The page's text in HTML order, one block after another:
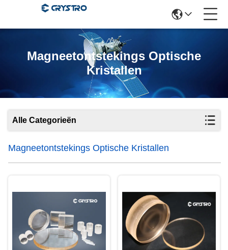
Magneetontstekings Optische
Kristallen
Alle Categorieën
Magneetontstekings Optische Kristallen